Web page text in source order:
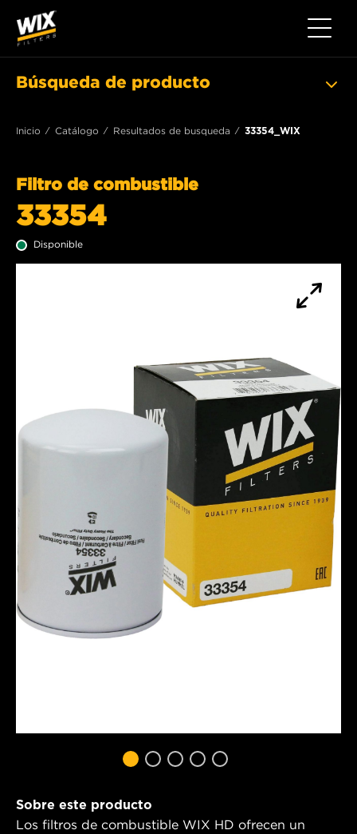
Toggle
Búsqueda de producto
Inicio Catálogo Resultados de busqueda 33354_WIX
Filtro de combustible
33354
Disponible
Sobre este producto
Los filtros de combustible WIX HD ofrecen un